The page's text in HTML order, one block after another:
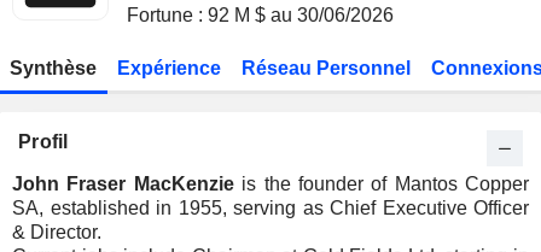
Fortune : 92 M $ au 30/06/2026
Synthèse Expérience Réseau Personnel
Profil
John Fraser MacKenzieis the founder of Mantos Copper
SA, established in 1955, serving as Chief Executive Officer
& Director.